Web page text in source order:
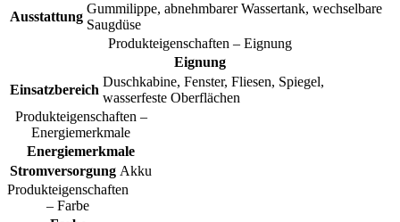
Ausstattung
Gummilippe, abnehmbarer Wassertank, wechselbare
Saugdüse
Produkteigenschaften – Eignung
Eignung
Einsatzbereich
Duschkabine, Fenster, Fliesen, Spiegel,
wasserfeste Oberflächen
Produkteigenschaften –
Energiemerkmale
Energiemerkmale
Stromversorgung Akku
Produkteigenschaften
– Farbe